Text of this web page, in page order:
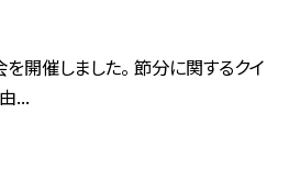
を開催しました。 節分に関するクイ
...